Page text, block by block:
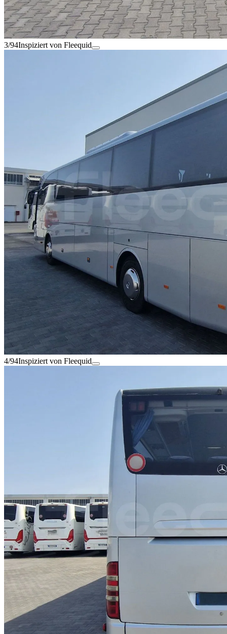
3/94Inspiziert von Fleequid
4/94Inspiziert von Fleequid